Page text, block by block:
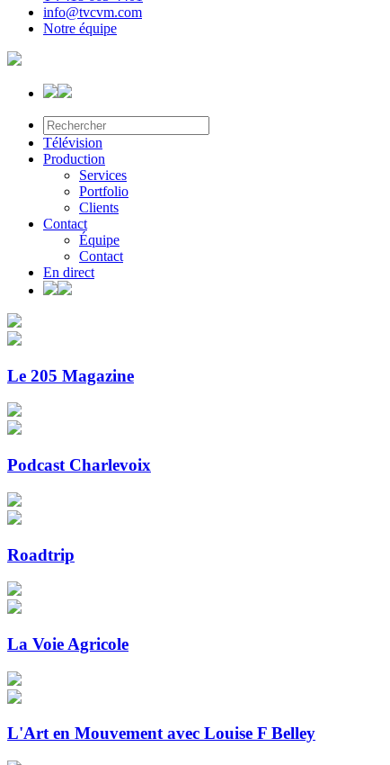
info@tvcvm.com
Notre équipe
Télévision
Production
Services
Portfolio
Clients
Contact
Équipe
Contact
En direct
Le 205 Magazine
Podcast Charlevoix
Roadtrip
La Voie Agricole
L'Art en Mouvement avec Louise F Belley